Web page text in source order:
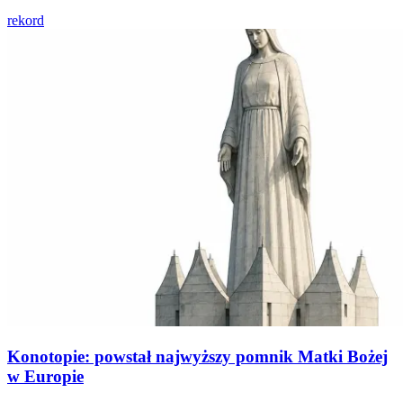
rekord
Konotopie: powstał najwyższy pomnik Matki Bożej
w Europie